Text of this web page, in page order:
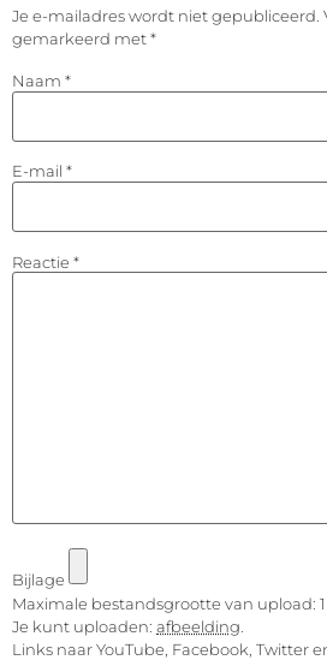
Je e-mailadres wordt niet gepubliceerd.
gemarkeerd met*
Naam *
E-mail *
Reactie *
Bijlage
Maximale bestandsgrootte van upload: 1
Je kunt uploaden: afbeelding
Links naar YouTube, Facebook, Twitter